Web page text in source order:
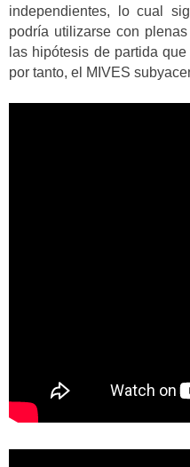
independientes, lo cual
podría utilizarse con
las hipótesis de partida
por tanto, el MIVES